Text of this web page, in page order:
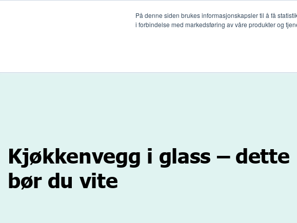
På denne siden brukes informasjonskapsler til å få
i forbindelse med markedsføring av våre produkter og
Kjøkkenvegg i glass – dette
bør du vite